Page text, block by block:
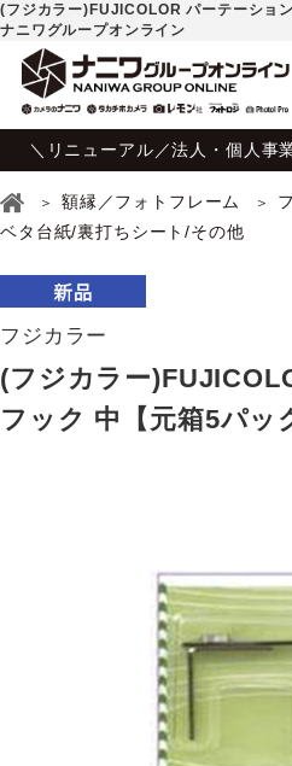
(フジカラー)FUJICOLOR パーテーショ
ナニワグループオンライン
＼リニューアル／法人・個人事
額縁／フォトフレーム
ベタ台紙/裏打ちシート/その他
フジカラー
(フジカラー
フック 中【元箱5パッ